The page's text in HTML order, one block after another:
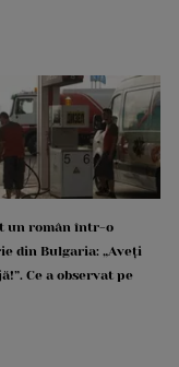
un român într-o
din Bulgaria: „Aveți
Ce a observat pe